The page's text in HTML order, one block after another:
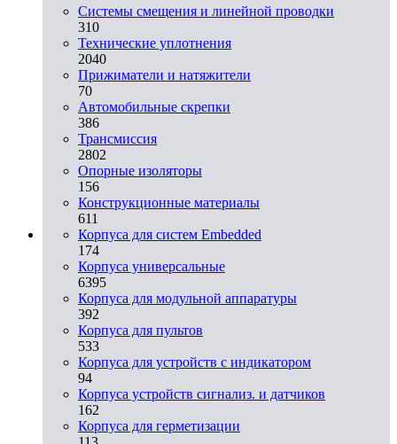
Системы смещения и линейной проводки
310
Технические уплотнения
2040
Прижиматели и натяжители
70
Автомобильные скрепки
386
Трансмиссия
2802
Опорные изоляторы
156
Конструкционные материалы
611
Корпуса для систем Embedded
174
Корпуса универсальные
6395
Корпуса для модульной аппаратуры
392
Корпуса для пультов
533
Корпуса для устройств с индикатором
94
Корпуса устройств сигнализ. и датчиков
162
Корпуса для герметизации